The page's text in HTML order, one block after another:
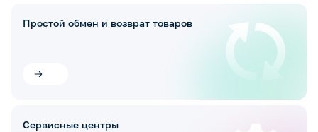
Простой обмен и возврат товаров
Сервисные центры